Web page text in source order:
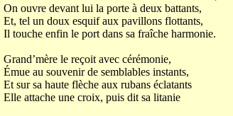
On ouvre devant lui la porte à deux battants,
Et, tel un doux esquif aux pavillons flottants,
Il touche enfin le port dans sa fraîche harmonie.
Grand’mère le reçoit avec cérémonie,
Émue au souvenir de semblables instants,
Et sur sa haute flèche aux rubans éclatants
Elle attache une croix, puis dit sa litanie